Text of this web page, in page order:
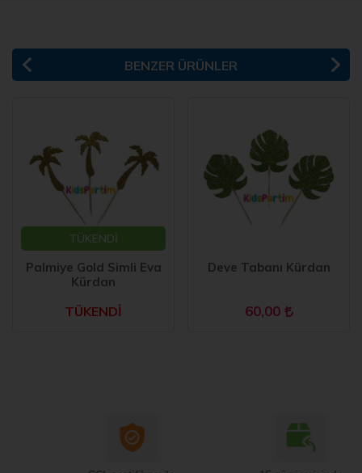
BENZER ÜRÜNLER
TÜKENDİ
Palmiye Gold Simli Eva
Kürdan
TÜKENDİ
Deve Tabanı Kürdan
60,00